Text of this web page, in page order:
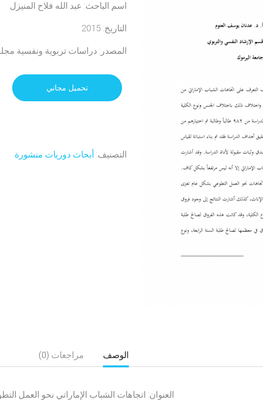
اسم الباحث: عبد الله فلاح المنيزل
التاريخ: 2015
المصدر: دراسات تربوية ونفسية مجلة
تحميل مجاني
التصنيف: أبحاث دوريات منشورة
الوصف مراجعات (0)
العنوان: اتجاهات الشباب الإماراتي نحو العمل